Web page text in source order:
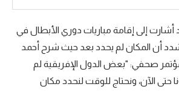
إلى إقامة مباريات دوري الأبطال في
أن المكان لم يحدد بعد حيث شرح أحمد
صحفي: "بعض الدول الإفريقية لم
حتى الآن، ونحتاج للوقت لنحدد مكان